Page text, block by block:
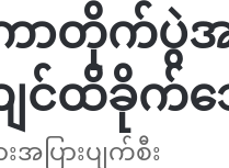
ာတိုက်ပွဲအ
ျင်ထိခိုက်
ပြားပျက်စီး